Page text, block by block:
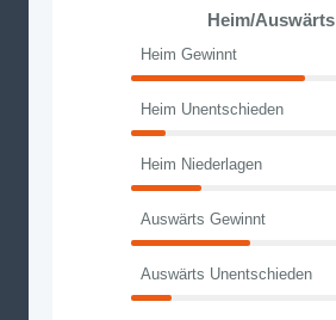
Heim/Auswärts
Heim Gewinnt
Heim Unentschieden
Heim Niederlagen
Auswärts Gewinnt
Auswärts Unentschieden